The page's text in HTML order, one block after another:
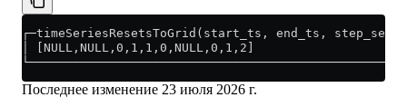
┌─timeSeriesResetsToGrid(start_ts, end_ts,
│ [NULL,NULL,0,1,1,0,NULL,0,1,2]
Последнее изменение 23 июля 2026 г.